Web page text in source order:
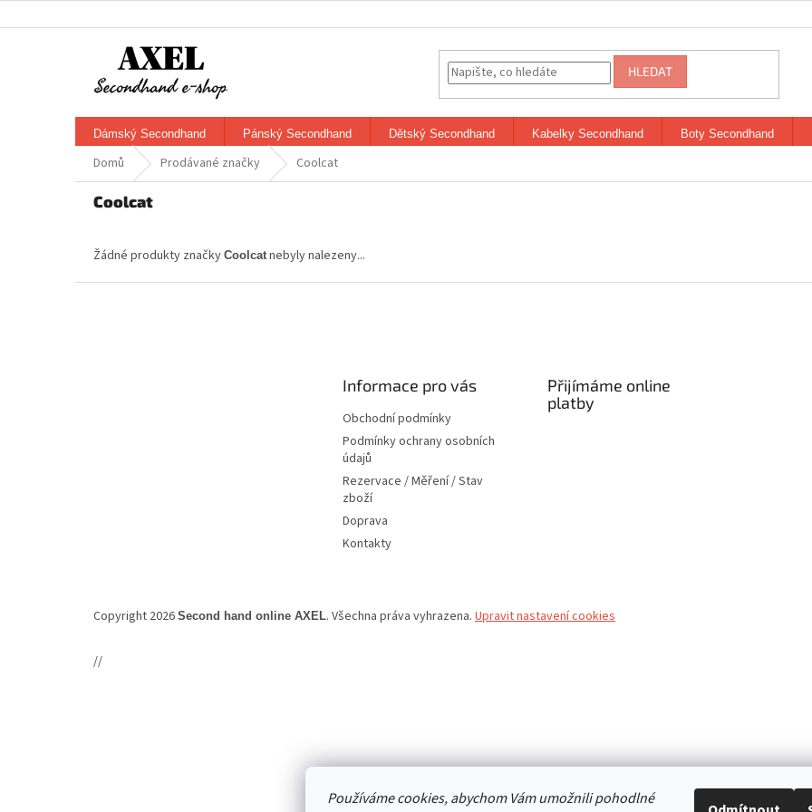
Používáme cookies, abychom Vám umožnili pohodlné
na
HLEDAT
Dámský Secondhand Pánský Secondhand Dětský Secondhand Kabelky Secondhand Boty Secondhand
Domů Prodávané značky Coolcat
Coolcat
Žádné produkty značky Coolcatnebyly nalezeny...
Informace pro vás
Obchodní podmínky
Podmínky ochrany osobních
údajů
Rezervace / Měření / Stav
zboží
Doprava
Kontakty
Přijímáme online
platby
Copyright 2026 Second hand online AXEL. Všechna práva vyhrazena. Upravit nastavení cookies
//